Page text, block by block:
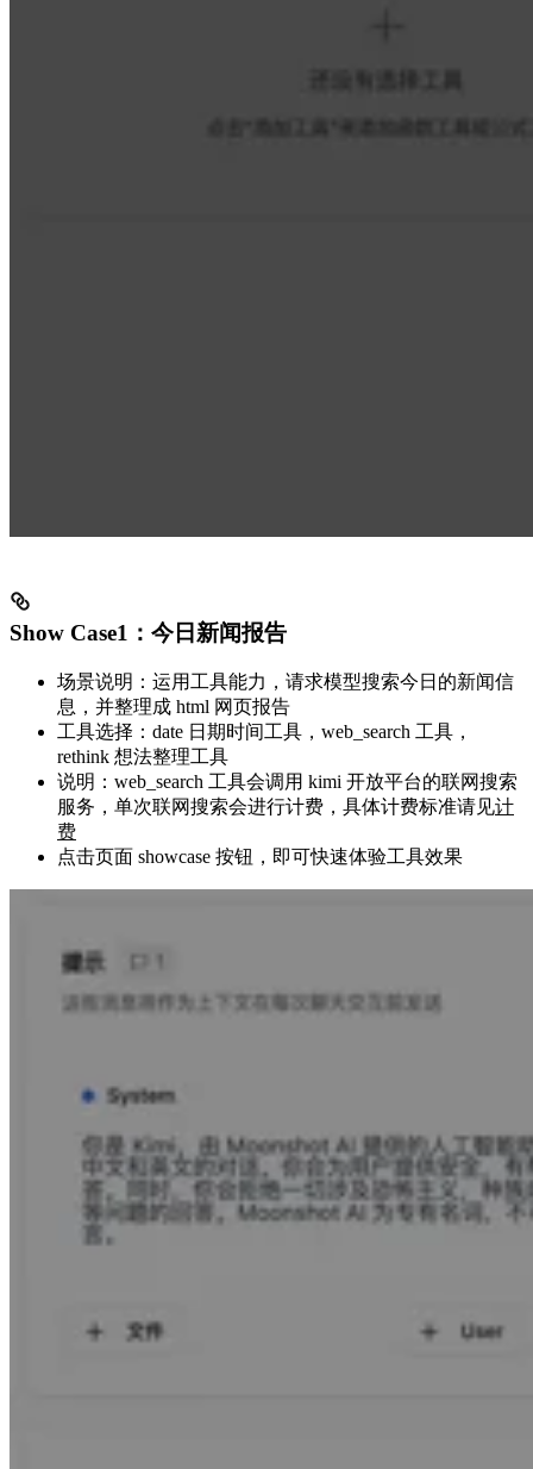
Show Case1：今日新闻报告
场景说明：运用工具能力，请求模型搜索今日的新闻信
息，并整理成 html 网页报告
工具选择：date 日期时间工具，web_search 工具，
rethink 想法整理工具
说明：web_search 工具会调用 kimi 开放平台的联网搜索
服务，单次联网搜索会进行计费，具体计费标准请见计
费
点击页面 showcase 按钮，即可快速体验工具效果